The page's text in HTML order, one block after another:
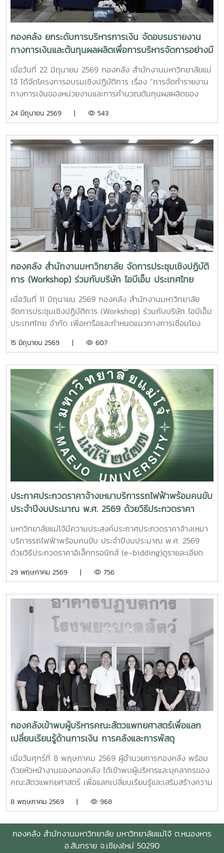
กองคลัง ยกระดับการบริหารการเงิน จัดอบรมรายงาน
ทางการเงินและต้นทุนผลผลิตเพื่อการบริหารจัดการอย่างมี
ประสิทธิภาพ
เมื่อวันที่ 22 มิถุนายน 2569 กองคลัง สำนักงานมหาวิทยาลัยแม่
โจ้ ได้จัดโครงการอบรมเชิงปฏิบัติการ เรื่อง “การจัดทำรายงาน
ทางการเงินของหน่วยงานและการคำนวณต้นทุนผลผลิตของ
โรงแรมวินทรี ซิตี้ รีสอร์ท โดยมีผู้บริหารและบุคลากรผู้ปฏิบัติงาน
มหาวิทยาลัยเข้าร่วมการอบรมอย่างพร้อมเพรียงในการนี้ ได้รับ
เกียรติจาก รองศาสตราจารย์จักรพงษ์ พิมพ์พิมล รอง
อธิการบดี เป็นประธานในพิธีกล่าวเปิดโครงการ พร้อมมอบ
นโยบายและแนวทางการดำเนินงานด้านการเงินและงบประมาณ
เพื่อส่งเสริมให้หน่วยงานมีความรู้ความเข้าใจในการจัดทำรายงาน
ทางการเงินและการบริหารจัดการข้อมูลต้นทุนที่ถูกต้อง สามารถ
นำไปใช้ประโยชน์ในการวางแผนและตัดสินใจเชิงบริหารได้อย่างมี
ประสิทธิภาพการอบรมภาคเช้าได้รับเกียรติจาก ผู้ช่วยศาสตรา
จารย์อัชญา ไพคำนาม เป็นวิทยากรบรรยายในหัวข้อ “การ
คำนวณต้นทุนผลผลิตของมหาวิทยาลัย” โดยถ่ายทอดองค์ความรู้
เกี่ยวกับหลักการคำนวณต้นทุนผลผลิต การวิเคราะห์ข้อมูลต้นทุน
และแนวทางการนำข้อมูลต้นทุนไปใช้สนับสนุนการบริหารจัดการ
ทรัพยากรของมหาวิทยาลัยให้เกิดประสิทธิภาพและความคุ้มค่า
สูงสุดส่วนการอบรมภาคบ่ายได้รับเกียรติจาก ผู้ช่วยศาสตราจารย์
ดร.กชพร ศิริโภคากิจ เป็นวิทยากรบรรยายในหัวข้อ “การจัดทำ
รายงานทางการเงิน” เพื่อสร้างความรู้ความเข้าใจเกี่ยวกับหลัก
หน่วยงาน รวมถึงการจัดเตรียมข้อมูลและเอกสารประกอบที่
ต้อง ครบถ้วน และเป็นไปตามข้อกำหนดของมหาวิทยาลัยการจัด
โครงการในครั้งนี้มีวัตถุประสงค์เพื่อเสริมสร้างความรู้ ความ
เข้าใจ และพัฒนาศักยภาพบุคลากรด้านการเงินและงบประมาณ
ของมหาวิทยาลัย ให้สามารถจัดทำรายงานทางการเงินของหน่วย
งานและคำนวณต้นทุนผลผลิตได้อย่างถูกต้องตามหลักเกณฑ์และ
มาตรฐานที่กำหนด ตลอดจนสามารถนำข้อมูลที่ได้ไปใช้ในการ
วางแผน การบริหารจัดการ และการตัดสินใจเชิงนโยบายได้อย่าง
มีประสิทธิภาพ อันจะส่งผลต่อการพัฒนาระบบการบริหารจัดการ
ด้านการเงินของมหาวิทยาลัยให้มีความโปร่งใส ตรวจสอบได้ และ
เกิดประโยชน์สูงสุดต่อองค์กรต่อไป
24 มิถุนายน 2569 | 543
กองคลัง สำนักงานมหาวิทยาลัย จัดการประชุมเชิงปฏิบัติ
การ (Workshop) ร่วมกับบริษัท ไอบีเอ็ม ประเทศไทย
จำกัด
เมื่อวันที่ 11 มิถุนายน 2569 กองคลัง สำนักงานมหาวิทยาลัย
จัดการประชุมเชิงปฏิบัติการ (Workshop) ร่วมกับบริษัท ไอบีเอ็ม
ประเทศไทย จำกัด เพื่อหารือและกำหนดแนวทางการเชื่อมโยง
พร้อมกำหนดขอบเขตการดำเนินงานในระยะนำร่อง (Pilot) ให้
ประชุมดังกล่าวมุ่งเน้นการพิจารณาขอบเขตการดำเนินงานที่
มหาวิทยาลัยประสงค์จะดำเนินการในระยะนำร่อง โดยมีการร่วม
แลกเปลี่ยนข้อมูล ความต้องการใช้งาน และประเด็นทางเทคนิคที่
เกี่ยวข้อง เพื่อนำข้อมูลไปใช้ประกอบการออกแบบแนวทางการ
พัฒนาระบบ (Solution Design) และการบูรณาการข้อมูล
ระหว่างหน่วยงานภายในมหาวิทยาลัย ความร่วมมือในครั้งนี้นับ
เป็นก้าวสำคัญในการยกระดับการบริหารจัดการข้อมูลของ
มหาวิทยาลัยแม่โจ้ โดยมุ่งพัฒนาระบบสารสนเทศที่มีประสิทธิภาพ
เชื่อมโยงข้อมูลอย่างเป็นเอกภาพ และสนับสนุนการดำเนินงาน
ตามภารกิจของมหาวิทยาลัยได้อย่างมีประสิทธิผลในอนาคต
15 มิถุนายน 2569 | 607
ประกาศประกวดราคาจ้างเหมาบริการรถไฟฟ้าพร้อมคนขับ
ประจำปีงบประมาณ พ.ศ. 2569 ด้วยวิธีประกวดราคา
อิเล็กทรอนิกส์ (e-bidding)
มหาวิทยาลัยแม่โจ้มีความประสงค์ประกาศประกวดราคาจ้างเหมา
บริการรถไฟฟ้าพร้อมคนขับ ประจำปีงบประมาณ พ.ศ. 2569
ด้วยวิธีประกวดราคาอิเล็กทรอนิกส์ (e-bidding)ดูรายละเอียด
29 พฤษภาคม 2569 | 756
กองคลังเข้าพบผู้บริหารคณะสัตวแพทยศาสตร์เพื่อแลก
เปลี่ยนเรียนรู้ด้านการเงิน การคลังและการพัสดุ
เมื่อวันศุกร์ที่ 8 พฤษภาคม 2569 ผู้อำนวยการกองคลัง พร้อม
ด้วยหัวหน้างานของกองคลัง ได้เข้าพบผู้บริหารและบุคลากรของ
คณะสัตวแพทยศาสตร์ เพื่อแลกเปลี่ยนเรียนรู้และเสริมสร้างความ
งานต่าง ๆ เป็นกิจกรรมภายใต้โครงการกองคลังสัญจร ปี 2569
เงิน การคลัง และการพัสดุแก่ผู้บริหารและผู้ปฏิบัติงานที่เกี่ยวข้อง
8 พฤษภาคม 2569 | 968
กองคลัง สำนักงานมหาวิทยาลัย มหาวิทยาลัยแม่โจ้ ต.หนองหาร
อ.สันทราย จ.เชียงใหม่ 50290